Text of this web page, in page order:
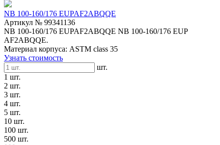
NB 100-160/176 EUPAF2ABQQE
Артикул № 99341136
NB 100-160/176 EUPAF2ABQQE NB 100-160/176 EUP
AF2ABQQE.
Материал корпуса: ASTM class 35
Узнать стоимость
шт.
1 шт.
2 шт.
3 шт.
4 шт.
5 шт.
10 шт.
100 шт.
500 шт.